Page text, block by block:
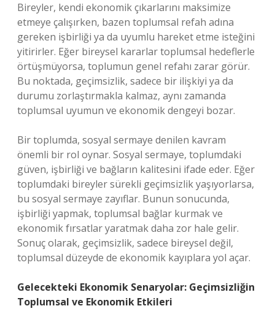
Bireyler, kendi ekonomik çıkarlarını maksimize
etmeye çalışırken, bazen toplumsal refah adına
gereken işbirliği ya da uyumlu hareket etme isteğini
yitirirler. Eğer bireysel kararlar toplumsal hedeflerle
örtüşmüyorsa, toplumun genel refahı zarar görür.
Bu noktada, geçimsizlik, sadece bir ilişkiyi ya da
durumu zorlaştırmakla kalmaz, aynı zamanda
toplumsal uyumun ve ekonomik dengeyi bozar.
Bir toplumda, sosyal sermaye denilen kavram
önemli bir rol oynar. Sosyal sermaye, toplumdaki
güven, işbirliği ve bağların kalitesini ifade eder. Eğer
toplumdaki bireyler sürekli geçimsizlik yaşıyorlarsa,
bu sosyal sermaye zayıflar. Bunun sonucunda,
işbirliği yapmak, toplumsal bağlar kurmak ve
ekonomik fırsatlar yaratmak daha zor hale gelir.
Sonuç olarak, geçimsizlik, sadece bireysel değil,
toplumsal düzeyde de ekonomik kayıplara yol açar.
Gelecekteki Ekonomik Senaryolar: Geçimsizliğin
Toplumsal ve Ekonomik Etkileri